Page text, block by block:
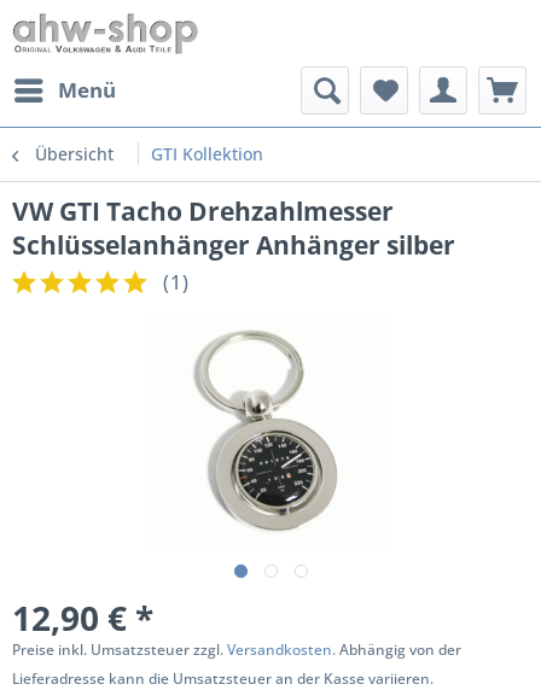
Menü
Übersicht GTI Kollektion
VW GTI Tacho Drehzahlmesser
Schlüsselanhänger Anhänger silber
(1)
12,90 € *
Preise inkl. Umsatzsteuer zzgl.Versandkosten. Abhängig von der
Lieferadresse kann die Umsatzsteuer an der Kasse variieren.